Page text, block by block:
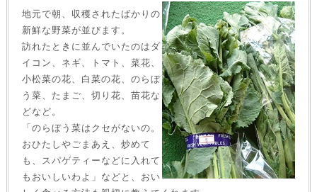
地元で朝、収穫されたばかりの
新鮮な野菜が並びます。
訪れたときに並んでいたのはダ
イコン、ネギ、トマト、菜花、
小松菜の花、白菜の花、のらぼ
う菜、たまご、切り花、苗花な
どなど。
「のらぼう菜はクセがないの。
おひたしやごまあえ、炒めて
も、スパゲティーなどに入れて
もおいしいわよ」などと、おい